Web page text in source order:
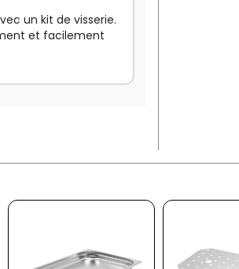
un kit de visserie.
et facilement